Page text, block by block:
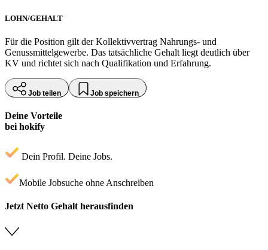
LOHN/GEHALT
Für die Position gilt der Kollektivvertrag Nahrungs- und
Genussmittelgewerbe. Das tatsächliche Gehalt liegt deutlich über
KV und richtet sich nach Qualifikation und Erfahrung.
Job teilen Job speichern
Deine Vorteile
bei hokify
Dein Profil. Deine Jobs.
Mobile Jobsuche ohne Anschreiben
Jetzt Netto Gehalt herausfinden